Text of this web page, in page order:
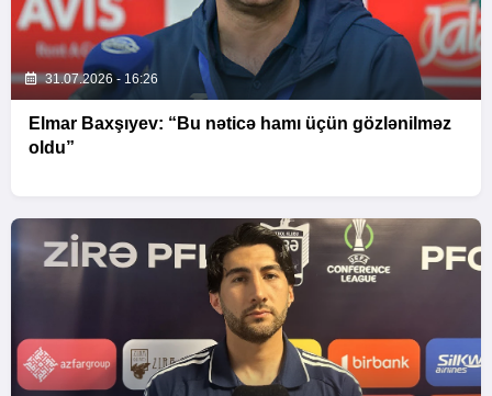
31.07.2026 - 16:26
Elmar Baxşıyev: “Bu nəticə hamı üçün gözlənilməz
oldu”